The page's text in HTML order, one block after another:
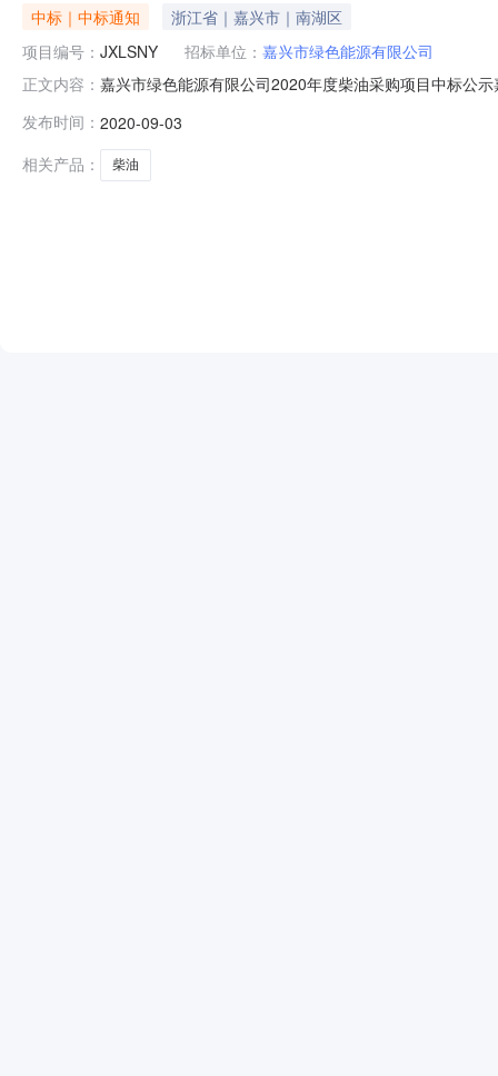
中标｜中标通知
浙江省｜嘉兴市｜南湖区
项目编号： JXLSNY 招标单位： 嘉兴市绿色能源有限公司
正文内容： 嘉兴市绿色能源有限公司2020年度柴油采购项目中标公
源有限公司、平湖广陈镇企茂燃料有限公司、浙江自贸
优惠800元/吨3
发布时间： 2020-09-03
相关产品：
柴油